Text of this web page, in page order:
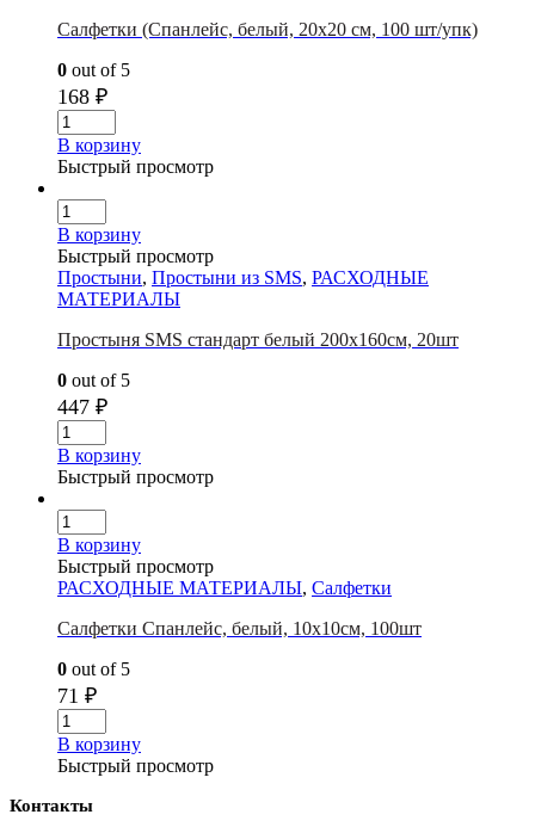
Салфетки (Спанлейс, белый, 20х20 см, 100 шт/упк)
0 out of 5
168 ₽
В корзину
Быстрый просмотр
В корзину
Быстрый просмотр
Простыни, Простыни из SMS, РАСХОДНЫЕ
МАТЕРИАЛЫ
Простыня SMS стандарт белый 200х160см, 20шт
0 out of 5
447 ₽
В корзину
Быстрый просмотр
В корзину
Быстрый просмотр
РАСХОДНЫЕ МАТЕРИАЛЫ, Салфетки
Салфетки Спанлейс, белый, 10х10см, 100шт
0 out of 5
71 ₽
В корзину
Быстрый просмотр
Контакты